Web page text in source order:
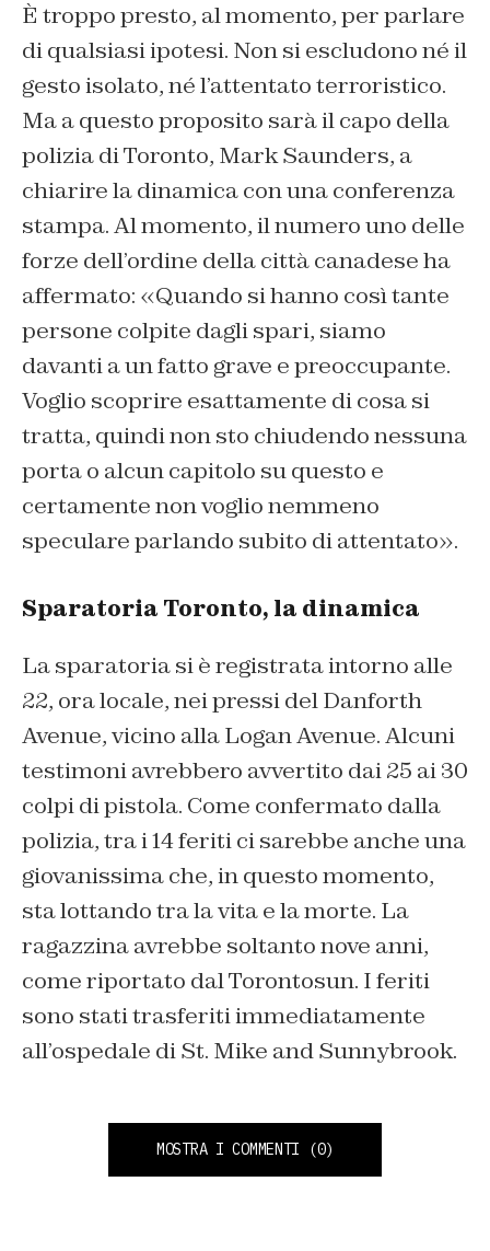
È troppo presto, al momento, per parlare
di qualsiasi ipotesi. Non si escludono né il
gesto isolato, né l’attentato terroristico.
Ma a questo proposito sarà il capo della
polizia di Toronto, Mark Saunders, a
chiarire la dinamica con una conferenza
stampa. Al momento, il numero uno delle
forze dell’ordine della città canadese ha
affermato: «Quando si hanno così tante
persone colpite dagli spari, siamo
davanti a un fatto grave e preoccupante.
Voglio scoprire esattamente di cosa si
tratta, quindi non sto chiudendo nessuna
porta o alcun capitolo su questo e
certamente non voglio nemmeno
speculare parlando subito di attentato».
Sparatoria Toronto, la dinamica
La sparatoria si è registrata intorno alle
22, ora locale, nei pressi del Danforth
Avenue, vicino alla Logan Avenue. Alcuni
testimoni avrebbero avvertito dai 25 ai 30
colpi di pistola. Come confermato dalla
polizia, tra i 14 feriti ci sarebbe anche una
giovanissima che, in questo momento,
sta lottando tra la vita e la morte. La
ragazzina avrebbe soltanto nove anni,
come riportato dal Torontosun. I feriti
sono stati trasferiti immediatamente
all’ospedale di St. Mike and Sunnybrook.
MOSTRA I COMMENTI (0)